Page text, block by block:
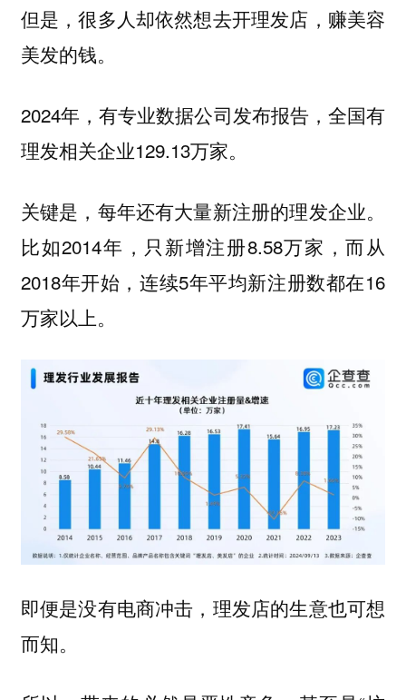
但是，很多人却依然想去开理发店，赚美容
美发的钱。
2024年，有专业数据公司发布报告，全国有
理发相关企业129.13万家。
关键是，每年还有大量新注册的理发企业。
比如2014年，只新增注册8.58万家，而从
2018年开始，连续5年平均新注册数都在16
万家以上。
即便是没有电商冲击，理发店的生意也可想
而知。